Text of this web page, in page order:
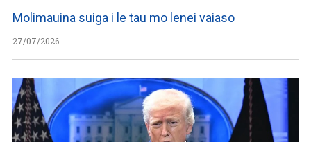
Molimauina suiga i le tau mo lenei vaiaso
27/07/2026